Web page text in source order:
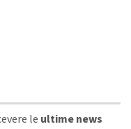
le ultime news